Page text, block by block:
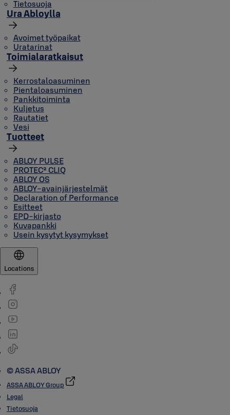
Tietosuoja
Ura Abloylla
Avoimet työpaikat
Uratarinat
Toimialaratkaisut
Kerrostaloasuminen
Pientaloasuminen
Pankkitoiminta
Kuljetus
Rautatiet
Vesi
Tuotteet
ABLOY PULSE
PROTEC² CLIQ
ABLOY OS
ABLOY-avainjärjestelmät
Declaration of Performance
Esitteet
EPD-kirjasto
Kuvapankki
Usein kysytyt kysymykset
Locations
© ASSA ABLOY
ASSA ABLOY Group
Legal
Tietosuoja